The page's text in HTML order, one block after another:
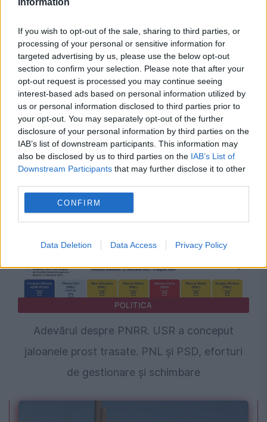
Information
If you wish to opt-out of the sale, sharing to third parties, or
processing of your personal or sensitive information for
targeted advertising by us, please use the below opt-out
section to confirm your selection. Please note that after your
opt-out request is processed you may continue seeing
interest-based ads based on personal information utilized by
us or personal information disclosed to third parties prior to
your opt-out. You may separately opt-out of the further
disclosure of your personal information by third parties on the
IAB’s list of downstream participants. This information may
also be disclosed by us to third parties on the IAB’s List of
Downstream Participants that may further disclose it to other
CONFIRM
Data Deletion Data Access Privacy Policy
SOCIAL
Noi detalii în cazul româncei acuzate de
spionaj pentru Rusia. Anchetatorii verifică un
posibil plan de asasinat
POLITICA
Adevărul despre PNRR. USR a conceput
jaloanele prost trasate. PNL și PSD, eforturi
de gestionare și schimbare